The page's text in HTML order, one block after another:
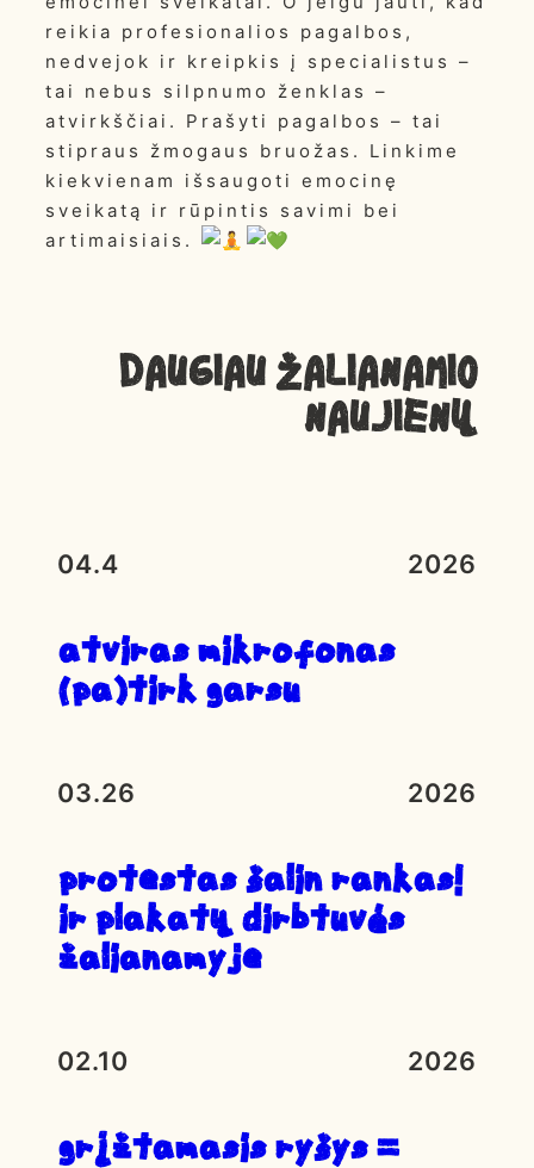
reikia profesionalios pagalbos,
nedvejok ir kreipkis į specialistus –
tai nebus silpnumo ženklas –
atvirkščiai. Prašyti pagalbos – tai
stipraus žmogaus bruožas. Linkime
kiekvienam išsaugoti emocinę
sveikatą ir rūpintis savimi bei
artimaisiais.
Daugiau ŽALIANAMIO
NAUJIENŲ
04.4 2026
atviras mikrofonas
(pa)tirk garsu
03.26 2026
Protestas ŠALIN RANKAS!
ir plakatų dirbtuvės
Žalianamyje
02.10 2026
Grįžtamasis ryšys =